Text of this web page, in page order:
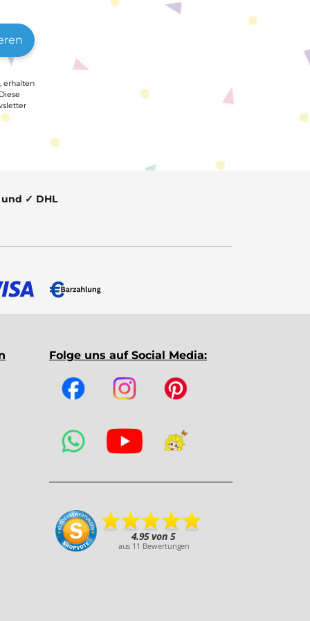
erhalten
✓ DHL
Folge uns auf Social Media: